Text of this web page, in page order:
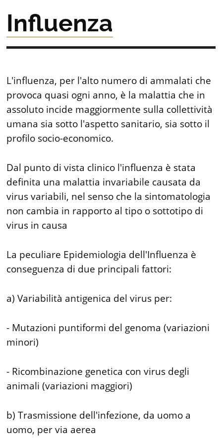
Influenza
L'influenza, per l'alto numero di ammalati che
provoca quasi ogni anno, è la malattia che in
assoluto incide maggiormente sulla collettività
umana sia sotto l'aspetto sanitario, sia sotto il
profilo socio-economico.
Dal punto di vista clinico l'influenza è stata
definita una malattia invariabile causata da
virus variabili, nel senso che la sintomatologia
non cambia in rapporto al tipo o sottotipo di
virus in causa
La peculiare Epidemiologia dell'Influenza è
conseguenza di due principali fattori:
a) Variabilità antigenica del virus per:
- Mutazioni puntiformi del genoma (variazioni
minori)
- Ricombinazione genetica con virus degli
animali (variazioni maggiori)
b) Trasmissione dell'infezione, da uomo a
uomo, per via aerea